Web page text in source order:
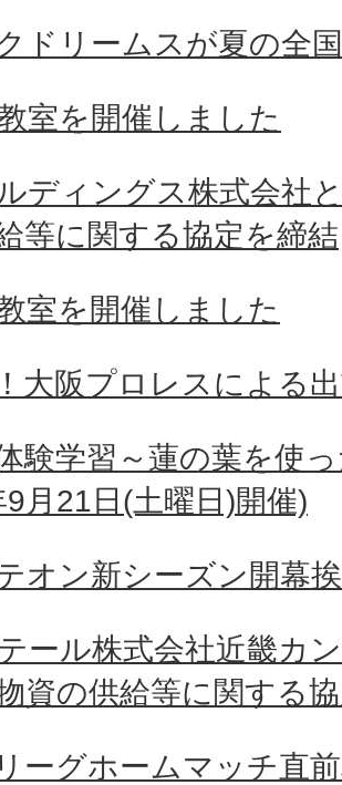
ドリームスが夏の全
室を開催しました
ディングス株式会社
等に関する協定を締結
室を開催しました
大阪プロレスによる
験学習～蓮の葉を使
月21日(土曜日)開催)
オン新シーズン開幕
ール株式会社近畿カ
資の供給等に関する
ーグホームマッチ直